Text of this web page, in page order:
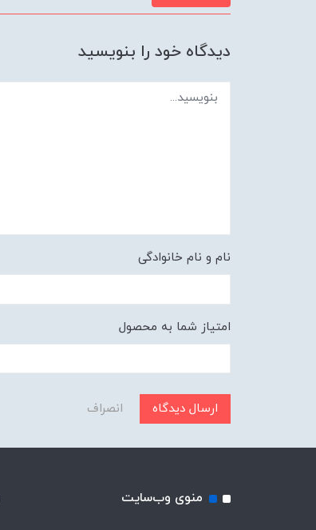
دیدگاه خود را بنویسید
نام و نام خانوادگی
امتیاز شما به محصول
ارسال دیدگاه انصراف
منوی وب‌سایت